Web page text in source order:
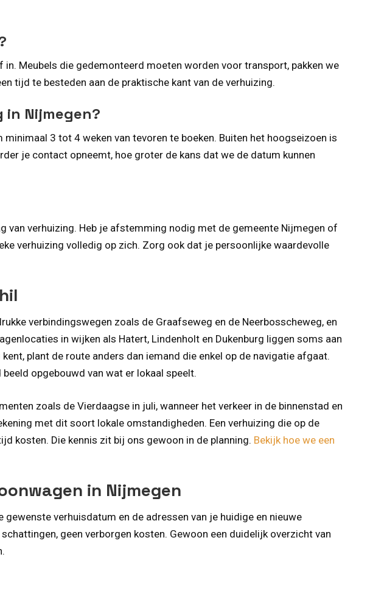
Meubels die gedemonteerd moeten worden voor transport, pakken we
tijd te besteden aan de praktische kant van de verhuizing.
in Nijmegen?
3 tot 4 weken van tevoren te boeken. Buiten het hoogseizoen is
je contact opneemt, hoe groter de kans dat we de datum kunnen
verhuizing. Heb je afstemming nodig met de gemeente Nijmegen of
verhuizing volledig op zich. Zorg ook dat je persoonlijke waardevolle
verbindingswegen zoals de Graafseweg en de Neerbosscheweg, en
in wijken als Hatert, Lindenholt en Dukenburg liggen soms aan
plant de route anders dan iemand die enkel op de navigatie afgaat.
opgebouwd van wat er lokaal speelt.
zoals de Vierdaagse in juli, wanneer het verkeer in de binnenstad en
met dit soort lokale omstandigheden. Een verhuizing die op de
kosten. Die kennis zit bij ons gewoon in de planning. Bekijk hoe we een
in Nijmegen
verhuisdatum en de adressen van je huidige en nieuwe
geen verborgen kosten. Gewoon een duidelijk overzicht van